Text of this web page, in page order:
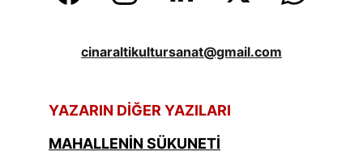
cinaraltikultursanat@gmail.com
YAZARIN DİĞER YAZILARI
MAHALLENİN SÜKUNETİ